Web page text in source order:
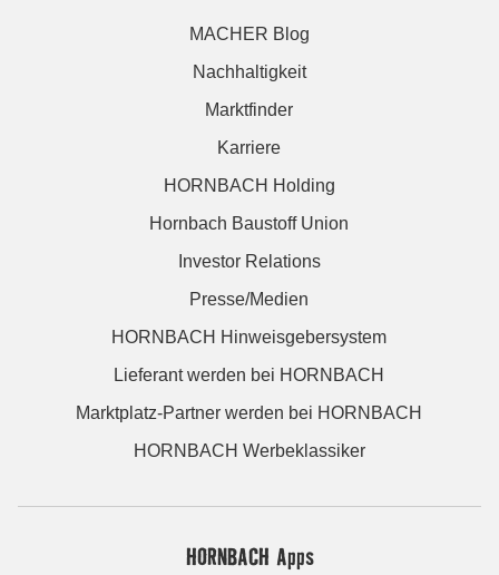
MACHER Blog
Nachhaltigkeit
Marktfinder
Karriere
HORNBACH Holding
Hornbach Baustoff Union
Investor Relations
Presse/Medien
HORNBACH Hinweisgebersystem
Lieferant werden bei HORNBACH
Marktplatz-Partner werden bei HORNBACH
HORNBACH Werbeklassiker
HORNBACH Apps